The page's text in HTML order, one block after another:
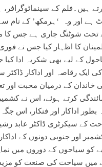
ہیں۔فلم کے سینماٹوگرافر،
ہے اور وہ ‘ہرمکھ’ کے نام
کاری کر رہے ہیں۔ نئے بینر 4 چنار کے تحت شوٹنگ
کا اظہار کیا جس نے
کے لیے بھی شکریہ ادا
رقاصہ اور اداکار ڈاکٹر
خاندان کے درمیان محبت اور
کرتے ہوئے، اس نے
اداکار اور فنکار، اس جگہ
کے سیکرٹری ڈاکٹر عابد
اور جنوبی دونوں کے
سیاحوں کے دوروں میں
سیاحت کی صنعت کو مزید